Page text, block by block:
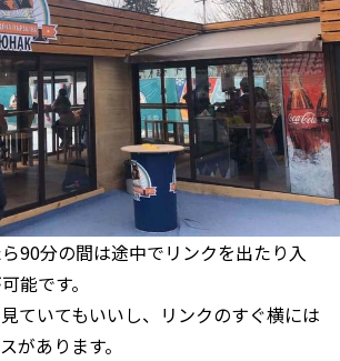
90分の間は途中でリンクを出たり入
能です。
ていてもいいし、リンクのすぐ横には
があります。